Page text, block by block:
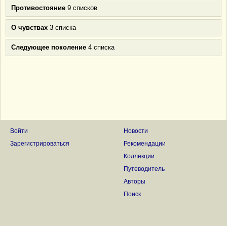
Противостояние 9 списков
О чувствах 3 списка
Следующее поколение 4 списка
Войти
Зарегистрироваться
Новости
Рекомендации
Коллекции
Путеводитель
Авторы
Поиск